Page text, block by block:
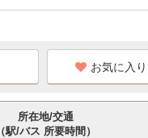
お気に入
所在地/交通
（駅/バス 所要時間）